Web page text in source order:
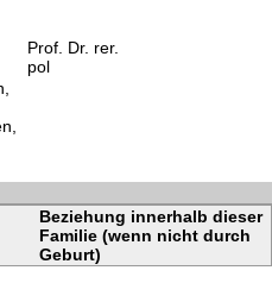
Prof. Dr. rer.
pol
Beziehung innerhalb dieser
Familie (wenn nicht durch
Geburt)